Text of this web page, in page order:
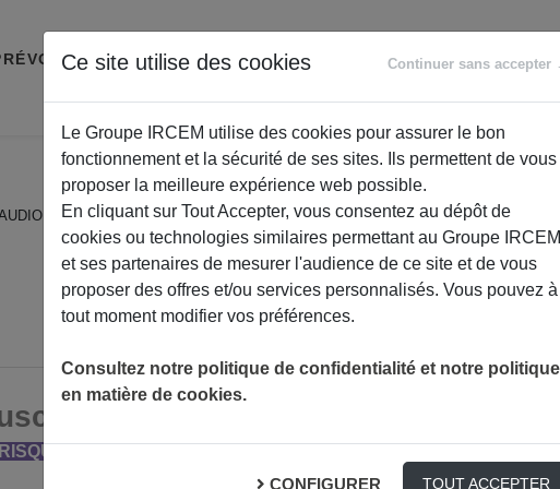
RETRAITE
ACCOMPAGNEMENT
squelettiques
PROFESSIONNELS
Ce site utilise des cookies Continuer sans accepter
Le Groupe IRCEM utilise des cookies pour assurer le bon
fonctionnement et la sécurité de ses sites. Ils permettent de vous
proposer la meilleure expérience web possible.
En cliquant sur Tout Accepter, vous consentez au dépôt de
cookies ou technologies similaires permettant au Groupe IRCEM
et ses partenaires de mesurer l'audience de ce site et de vous
proposer des offres et/ou services personnalisés. Vous pouvez à
tout moment modifier vos préférences.
Consultez notre politique de confidentialité et notre politique
en matière de cookies.
CONFIGURER TOUT ACCEPTER